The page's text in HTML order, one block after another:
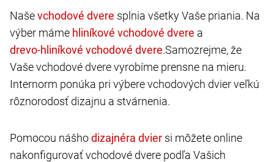
Naše
splnia všetky Vaše priania. Na
výber máme
a
.Samozrejme, že
Vaše vchodové dvere vyrobíme prensne na mieru.
Internorm ponúka pri výbere vchodových dvier veľkú
rôznorodosť dizajnu a stvárnenia.
Pomocou nášho
si môžete online
nakonfigurovať vchodové dvere podľa Vašich